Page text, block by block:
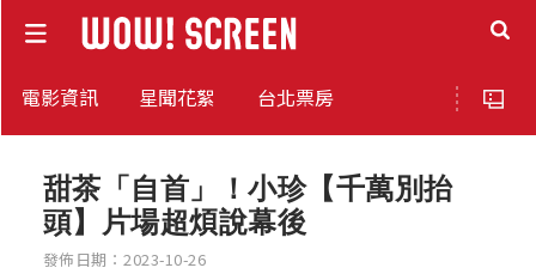
電影資訊 星聞花絮 台北票房
甜茶「自首」！小珍【千萬別抬
頭】片場超煩說幕後
發佈日期：2023-10-26